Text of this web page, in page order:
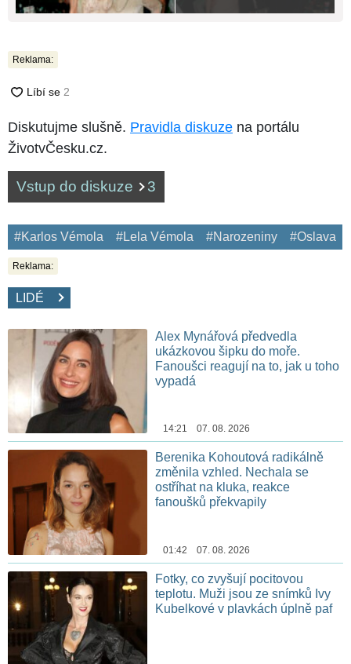
Reklama:
Diskutujme slušně. Pravidla diskuze na portálu
ŽivotvČesku.cz.
Vstup do diskuze 3
#Karlos Vémola #Lela Vémola #Narozeniny #Oslava
Reklama:
LIDÉ
Alex Mynářová předvedla
ukázkovou šipku do moře.
Fanoušci reagují na to, jak u toho
vypadá
14:21 07. 08. 2026
Berenika Kohoutová radikálně
změnila vzhled. Nechala se
ostříhat na kluka, reakce
fanoušků překvapily
01:42 07. 08. 2026
Fotky, co zvyšují pocitovou
teplotu. Muži jsou ze snímků Ivy
Kubelkové v plavkách úplně paf